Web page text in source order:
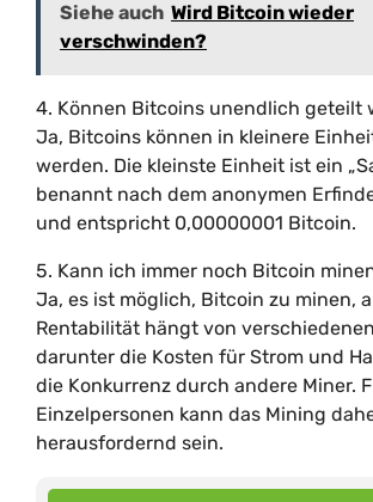
Siehe auch Wird Bitcoin wieder
verschwinden?
4. Können Bitcoins unendlich geteilt
Ja, Bitcoins können in kleinere
werden. Die kleinste Einheit ist ein
benannt nach dem anonymen
und entspricht 0,00000001 Bitcoin.
5. Kann ich immer noch Bitcoin
Ja, es ist möglich, Bitcoin zu minen,
Rentabilität hängt von
darunter die Kosten für Strom und
die Konkurrenz durch andere Miner.
Einzelpersonen kann das Mining
herausfordernd sein.